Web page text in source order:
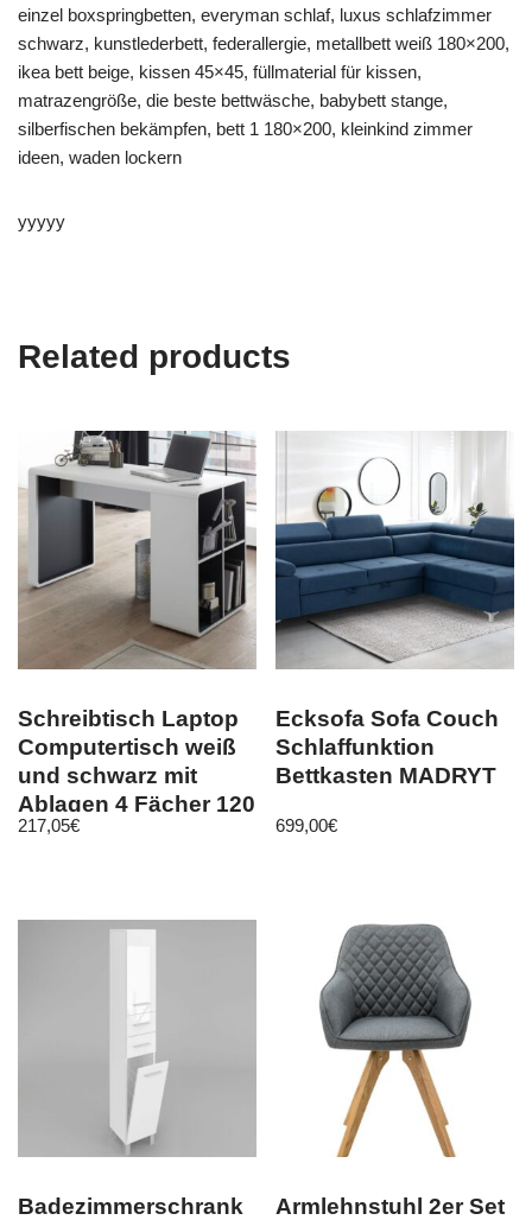
einzel boxspringbetten, everyman schlaf, luxus schlafzimmer
schwarz, kunstlederbett, federallergie, metallbett weiß 180×200,
ikea bett beige, kissen 45×45, füllmaterial für kissen,
matrazengröße, die beste bettwäsche, babybett stange,
silberfischen bekämpfen, bett 1 180×200, kleinkind zimmer
ideen, waden lockern
yyyyy
Related products
Schreibtisch Laptop
Computertisch weiß
und schwarz mit
Ablagen 4 Fächer 120
cm Tadeo
217,05€
Ecksofa Sofa Couch
Schlaffunktion
Bettkasten MADRYT
699,00€
Badezimmerschrank Armlehnstuhl 2er Set